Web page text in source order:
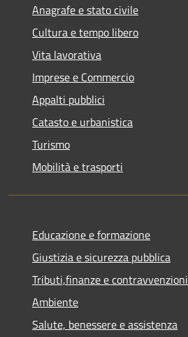
Anagrafe e stato civile
Cultura e tempo libero
Vita lavorativa
Imprese e Commercio
Appalti pubblici
Catasto e urbanistica
Turismo
Mobilità e trasporti
Educazione e formazione
Giustizia e sicurezza pubblica
Tributi,finanze e contravvenzioni
Ambiente
Salute, benessere e assistenza